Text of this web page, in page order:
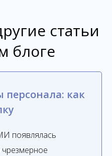
статьи
блоге
персонала: как
появлялась